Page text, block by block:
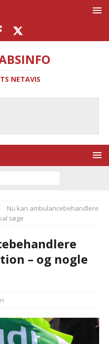
NETAVIS
Nu kan ambulancebehandlere
søge
– og nogle